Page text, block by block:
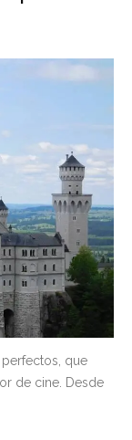
perfectos, que
de cine. Desde